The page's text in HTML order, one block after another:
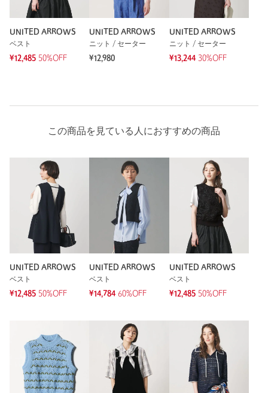
※レビューは、個人の主観による感想・体感によるもので、商品の効果や性
能を保証するものではありません。
UNITED ARROWS
ベスト
¥12,485 50%OFF
UNITED ARROWS
ニット / セーター
¥12,980
UNITED ARROWS
ニット / セーター
¥13,244 30%OFF
この商品を見ている人におすすめの商品
UNITED ARROWS
ベスト
¥12,485 50%OFF
UNITED ARROWS
ベスト
¥14,784 60%OFF
UNITED ARROWS
ベスト
¥12,485 50%OFF